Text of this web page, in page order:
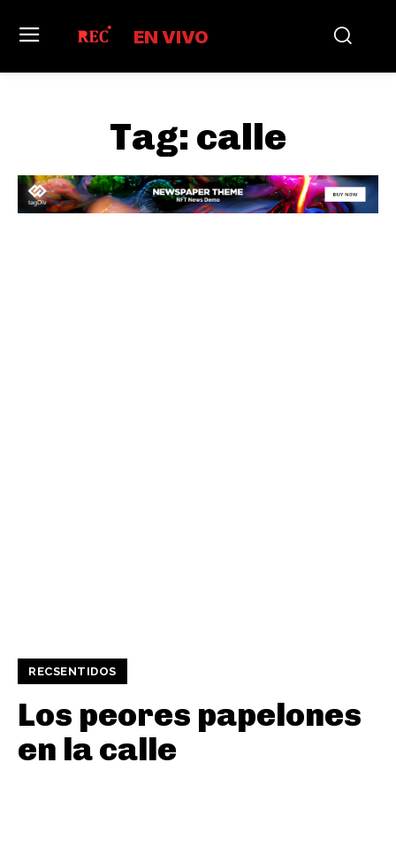
EN VIVO
Tag: calle
RECSENTIDOS
Los peores papelones
en la calle